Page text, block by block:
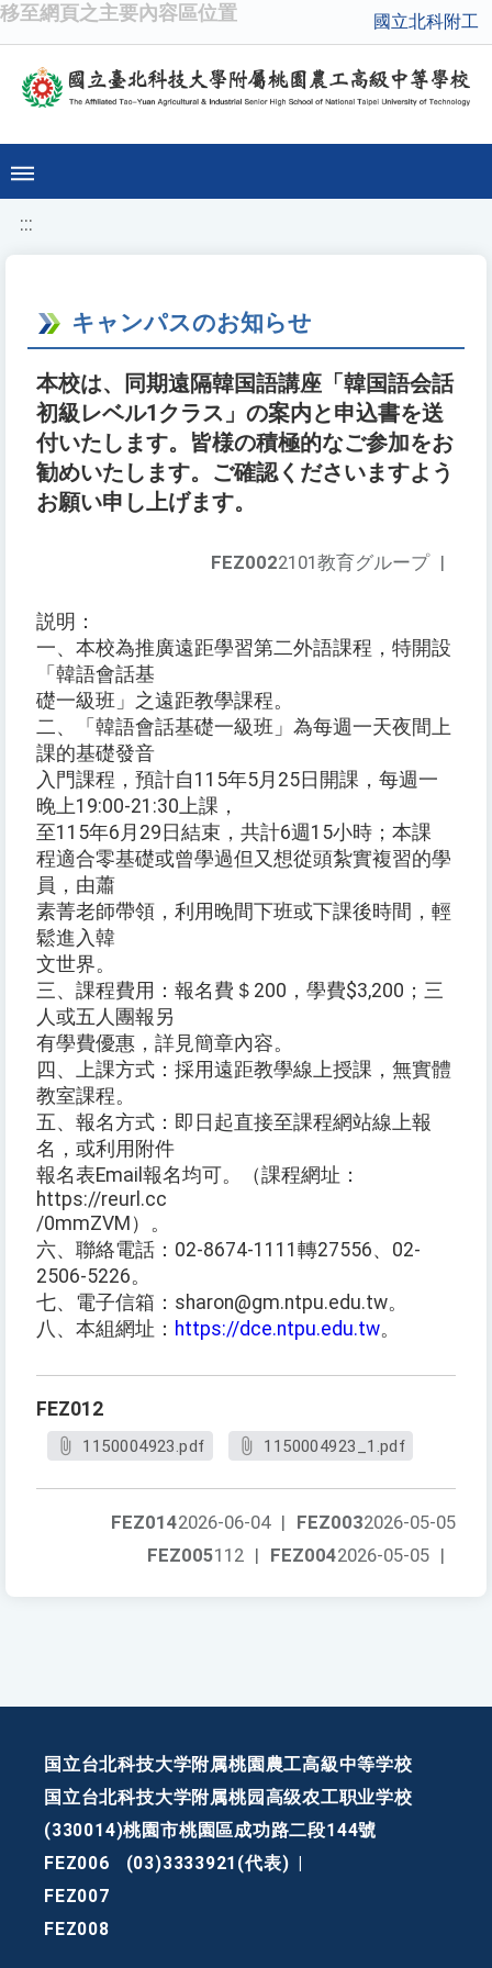
移至網頁之主要內容區位置 國立北科附工
:::
キャンパスのお知らせ
本校は、同期遠隔韓国語講座「韓国語会話
初級レベル1クラス」の案内と申込書を送
付いたします。皆様の積極的なご参加をお
勧めいたします。ご確認くださいますよう
お願い申し上げます。
FEZ0022101教育グループ |
説明：
一、本校為推廣遠距學習第二外語課程，特開設
「韓語會話基
礎一級班」之遠距教學課程。
二、「韓語會話基礎一級班」為每週一天夜間上
課的基礎發音
入門課程，預計自115年5月25日開課，每週一
晚上19:00-21:30上課，
至115年6月29日結束，共計6週15小時；本課
程適合零基礎或曾學過但又想從頭紮實複習的學
員，由蕭
素菁老師帶領，利用晚間下班或下課後時間，輕
鬆進入韓
文世界。
三、課程費用：報名費＄200，學費$3,200；三
人或五人團報另
有學費優惠，詳見簡章內容。
四、上課方式：採用遠距教學線上授課，無實體
教室課程。
五、報名方式：即日起直接至課程網站線上報
名，或利用附件
報名表Email報名均可。（課程網址：
https://reurl.cc
/0mmZVM）。
六、聯絡電話：02-8674-1111轉27556、02-
2506-5226。
七、電子信箱：sharon@gm.ntpu.edu.tw。
八、本組網址： https://dce.ntpu.edu.tw。
FEZ012
1150004923.pdf 1150004923_1.pdf
FEZ0032026-05-05
FEZ0142026-06-04 |
FEZ0042026-05-05 |
FEZ005112 |
国立台北科技大学附属桃園農工高級中等学校
国立台北科技大学附属桃园高级农工职业学校
(330014)桃園市桃園區成功路二段144號
FEZ006
(03)3333921(代表)
FEZ007
FEZ008